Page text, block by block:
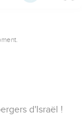
d'Israël !